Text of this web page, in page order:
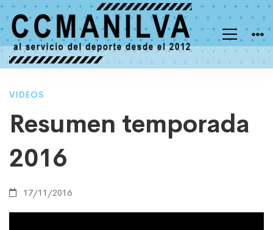
Resumen
temporada
2016
VIDEOS
Resumen temporada
2016
17/11/2016